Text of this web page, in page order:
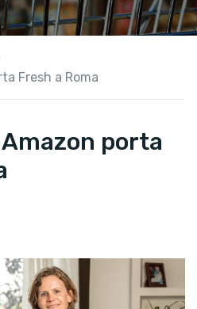
Fresh a Roma
porta